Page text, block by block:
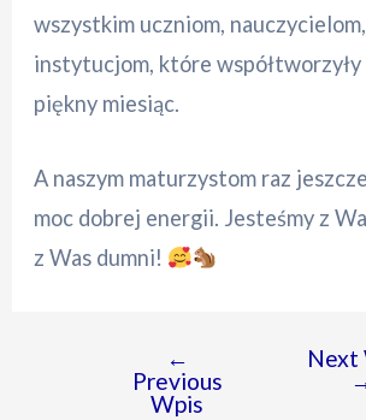
wszystkim uczniom,
instytucjom, które współtworzyły
piękny miesiąc.
A naszym maturzystom raz
moc dobrej energii. Jesteśmy z
z Was dumni!
Nawigacja
←
Previous
Wpis
Next